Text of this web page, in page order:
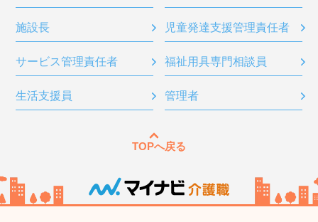
施設長 児童発達支援管理責任者
サービス管理責任者 福祉用具専門相談員
生活支援員 管理者
TOPへ戻る